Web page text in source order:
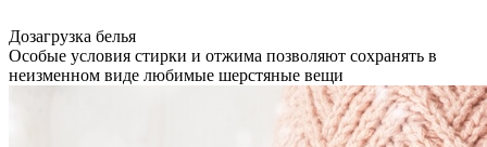
Дозагрузка белья
Особые условия стирки и отжима позволяют сохранять в
неизменном виде любимые шерстяные вещи